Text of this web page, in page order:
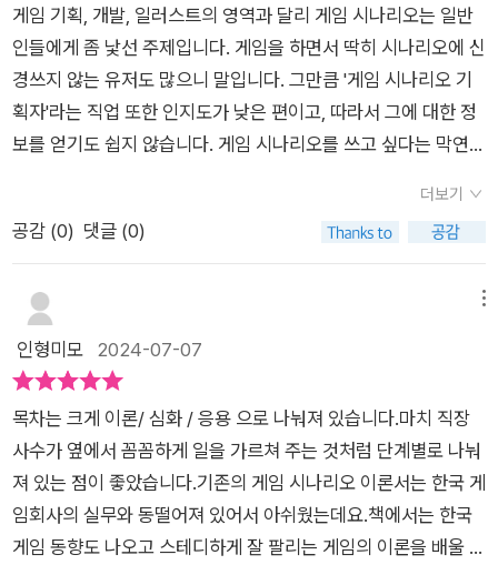
몰입감을 높여줌과 동시에 기획자를 꿈꾸는 모두에게 공감대를
끌어내며 소리없는 응원을 보내는 것 같은 느낌을 갇게한다.저자
는 웹툰 스토리 작가로 시작했지만 순탄치 않는 과정을 거쳐,생계
를 위해 어쩔 수 없이 회사를 다니기도 했지만 끝내 꿈을 위해 회
사을 때려치우고 작가로 나섰다가 쓴 맛을 흠뻑 맛 본 뒤, 다시 회
없는 프리랜서 작가들은 생계가 가장 걱정되는 일인데, 현역 작가
들이 작가 지망생들에게 가장 많이 하는 이야기가 절대로 월급 주
는 회사를 그만 두지 말아라. 어느 정도 작가로서 안정되기까지는
절대로 투잡 인생을 살으라고 말한다. 이건 정말 진리다. ㅠ-ㅠ여
하간, 이후 투잡을 뛰며 만화 스토리 작가 일을 하다가 '던전 앤 파
이터'라는 큰 변환점을 만나게 된 저자는.. 이 만화의 스토리를 쓰
오 기획자의 길을 걷기 시작한다.특히, 그 시작부터 내 기대를 한
껏 부풀렸고.. 상업화 되고 나서도 계속 화재를 뿌렸던 블레이드
앤 소울의 시나리오 기획자였다는 게 매우 인상적이었다. (나 이
게임 ... 처음부터 구경 많이 했거던. .... 추억에 젖는다) 여하간 성
공도 하고 좌절도 하고 .. 사람들에 치이기도 하면서 이제 저자는
죄다 실무와 관련된 말이었다.어떻게 업계가 돌아가는지. 예로 들
수 있는 경우가 많은 걸 보면 집필자분께서 얼마나 많은 세월을
시나리오 개발자에 투자했는지 알 수 있었다. 특히나 웹소설 작가
들이 흔히 가지는 오류적 사고라던가... 정말 납득할 만큼 현실적
이었고 뾰족한 조언이었다. 첫 페이지부터 느꼈지만 이 직업은 홀
로 세계관을 구축해나갈 수 있는 것이 아니다. 그걸 집필자가 강
조하는 게 은연중에 느껴졌다.계속해서 다시 읽겠지만, 특히나 대
는 시나리오 개발자란 직업을 한번 더 고민하는 계기가 되었지만,
이 챕터만큼은 챙겨갈 것이다.
게임 기획, 개발, 일러스트의 영역과 달리 게임 시나리오는 일반
인들에게 좀 낯선 주제입니다. 게임을 하면서 딱히 시나리오에 신
경쓰지 않는 유저도 많으니 말입니다. 그만큼 '게임 시나리오 기
획자'라는 직업 또한 인지도가 낮은 편이고, 따라서 그에 대한 정
보를 얻기도 쉽지 않습니다. 게임 시나리오를 쓰고 싶다는 막연한
도 업계 관계인을 전혀 알지 못하는 저는 일단 책에서 답을 찾고
자 했습니다. 현재 저는 게임 기획, 게임 시나리오 관련 서적을 3
권 보유 중이며 밀X의 서재에서 서비스하는 관련 서적도 찾아 읽
어본 경험이 있습니다. 덕분에 게임 시나리오에 대한 기본 지식,
작법과 업무 내용에 대해서는 이미 숙지하고 있습니다. 그래서 이
책, <게임 시나리오 기획자를 위한 안내서>에 특별히 다른 내용
재 저는 오직 이 책 한 권만 펼쳐놓고 포트폴리오를 작업하고 있
습니다.이 <안내서>는 게임 시나리오 기획자를 지망하는 독자
들에게 한 가지 분명한 목표를 제시합니다. 바로 '포트폴리오 작
성'입니다. 포트폴리오의 중요성은 누구나 알지만, 그걸 어떻게
해야하는지는 알지 못하니 막막할 따름입니다. 그러나 더 이상 걱
더보기
공감 (0) 댓글 (0)
인형미모 2024-07-07
목차는 크게 이론/ 심화 / 응용 으로 나눠져 있습니다.마치 직장
사수가 옆에서 꼼꼼하게 일을 가르쳐 주는 것처럼 단계별로 나눠
져 있는 점이 좋았습니다.기존의 게임 시나리오 이론서는 한국 게
임회사의 실무와 동떨어져 있어서 아쉬웠는데요.책에서는 한국
게임 동향도 나오고 스테디하게 잘 팔리는 게임의 이론을 배울 수